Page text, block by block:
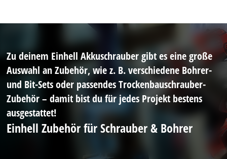
Zu deinem Einhell Akkuschrauber gibt es eine große
Auswahl an Zubehör, wie z. B. verschiedene Bohrer-
und Bit-Sets oder passendes Trockenbauschrauber-
Zubehör – damit bist du für jedes Projekt bestens
ausgestattet!
Einhell Zubehör für Schrauber & Bohrer